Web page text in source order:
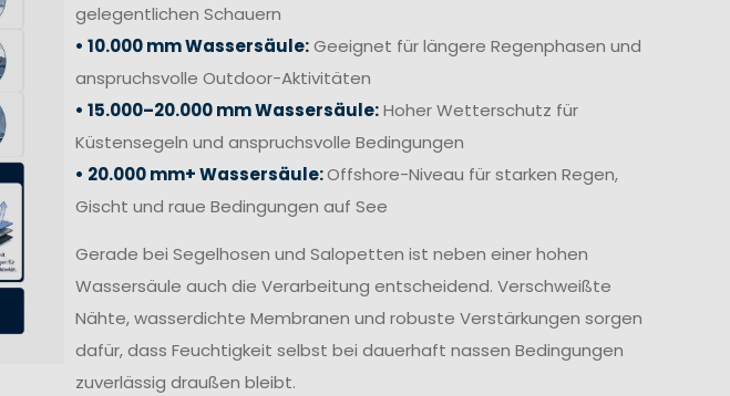
gelegentlichen Schauern
• 10.000 mm Wassersäule:Geeignet für längere Regenphasen und
anspruchsvolle Outdoor-Aktivitäten
• 15.000–20.000 mm Wassersäule:Hoher Wetterschutz für
Küstensegeln und anspruchsvolle Bedingungen
• 20.000 mm+ Wassersäule:Offshore-Niveau für starken Regen,
Gischt und raue Bedingungen auf See
Gerade bei Segelhosen und Salopetten ist neben einer hohen
Wassersäule auch die Verarbeitung entscheidend. Verschweißte
Nähte, wasserdichte Membranen und robuste Verstärkungen sorgen
dafür, dass Feuchtigkeit selbst bei dauerhaft nassen Bedingungen
zuverlässig draußen bleibt.